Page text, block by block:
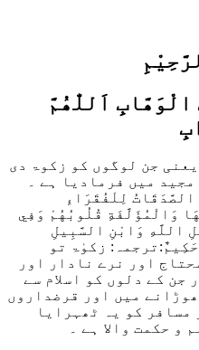
اَللّٰھُمَّ
جن لوگوں کو زکوۃ دی
میں فرمادیا ہے ۔
الصَّدَقَاتُ لِلْفُقَرَاءِ
وَالْمُؤَلَّفَةِ قُلُوبُهُمْ وَفِي
اللَّهِ وَابْنِ السَّبِيلِ
ترجمہ: زکوٰۃ تو
اور نرے نادار اور
جن کے دلوں کو اسلام سے
میں اور قرضداروں
مسافر کو یہ ٹھہرایا
و حکمت والا ہے ۔